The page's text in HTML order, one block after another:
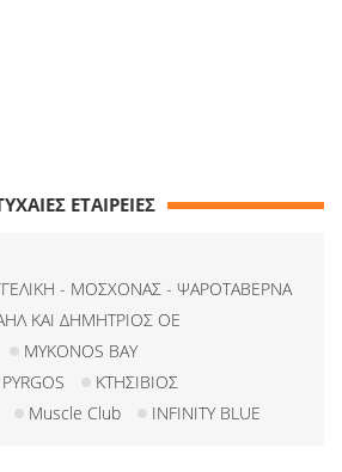
ΕΤΑΙΡΕΙΕΣ
- ΜΟΣΧΟΝΑΣ - ΨΑΡΟΤΑΒΕΡΝΑ
ΚΑΙ ΔΗΜΗΤΡΙΟΣ ΟΕ
MYKONOS BAY
ΚΤΗΣΙΒΙΟΣ
Muscle Club INFINITY BLUE